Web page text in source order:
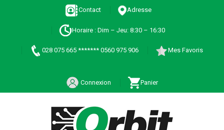
Contact Adresse
Horaire : Dim – Jeu: 8:30 – 16:30
028 075 665 ******* 0560 975 906 Mes Favoris
Connexion Panier